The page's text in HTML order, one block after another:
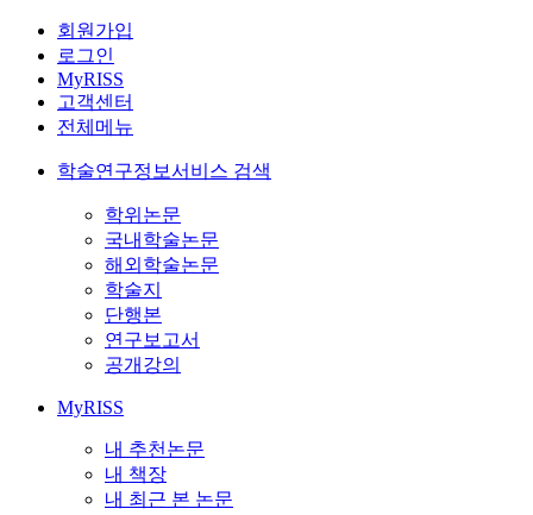
회원가입
로그인
MyRISS
고객센터
전체메뉴
학술연구정보서비스 검색
학위논문
국내학술논문
해외학술논문
학술지
단행본
연구보고서
공개강의
MyRISS
내 추천논문
내 책장
내 최근 본 논문